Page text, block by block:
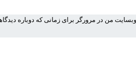
وبسایت من در مرورگر برای زمانی که دوباره